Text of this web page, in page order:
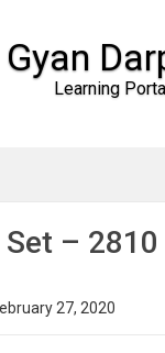
Gyan
Learning
– 2810
27, 2020